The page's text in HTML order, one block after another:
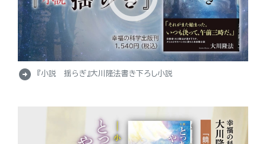
arrow_circle_right 『小説 揺らぎ』大川隆法書き下ろし小説